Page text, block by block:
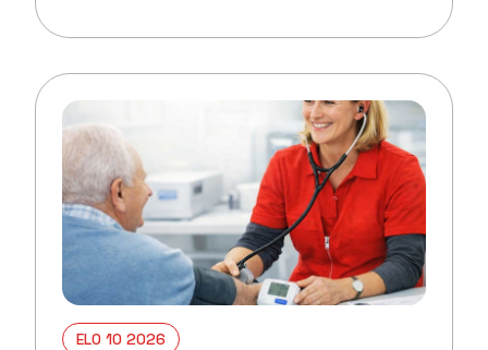
Lue lisää tapahtumasta Kotatapahtuma
ELO 10 2026